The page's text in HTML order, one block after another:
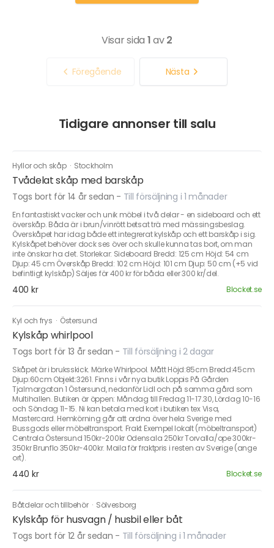
Visar sida 1av2
Föregående Nästa
Tidigare annonser till salu
Hyllor och skåp · Stockholm
Tvådelat skåp med barskåp
Togs bort för 14 år sedan - Till försäljning i 1 månader
En fantastiskt vacker och unik möbel i två delar - en sideboard och ett
överskåp. Båda är i brun/vinrött betsat trä med mässingsbeslag.
Överskåpet har idag både ett integrerat kylskåp och ett barskåp i sig.
Kylskåpet behöver dock ses över och skulle kunna tas bort, om man
inte önskar ha det. Storlekar: Sideboard Bredd: 125 cm Höjd: 54 cm
Djup: 45 cm Överskåp Bredd: 102 cm Höjd: 101 cm Djup: 50 cm (+5 vid
befintligt kylskåp) Säljes för 400 kr för båda eller 300 kr/del.
400 kr Blocket.se
Kyl och frys · Östersund
Kylskåp whirlpool
Togs bort för 13 år sedan - Till försäljning i 2 dagar
Skåpet är i bruksskick. Märke Whirlpool. Mått Höjd:85cm Bredd:45cm
Djup:60cm Objekt:3261. Finns i vår nya butik Loppis På Gården
Tjalmargatan 1 Östersund, nedanför Lidl och på samma gård som
Multihallen. Butiken är öppen: Måndag till Fredag 11-17.30, Lördag 10-16
och Söndag 11-15. Ni kan betala med kort i butiken tex Visa,
Mastercard. Hemkörning går att ordna över hela Sverige med
Bussgods eller möbeltransport. Frakt Exempel lokalt (möbeltransport)
Centrala Östersund 150kr-200kr Odensala 250kr Torvalla/ope 300kr-
350kr Brunflo 350kr-400kr. Maila för fraktpris i resten av Sverige (ange
ort).
440 kr Blocket.se
Båtdelar och tillbehör · Sölvesborg
Kylskåp för husvagn / husbil eller båt
Togs bort för 12 år sedan - Till försäljning i 1 månader